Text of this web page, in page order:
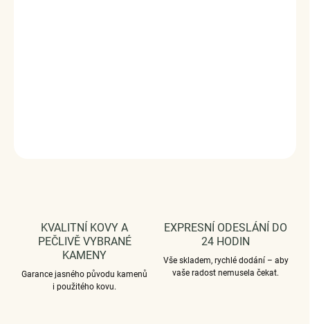
KVALITNÍ KOVY A
PEČLIVĚ VYBRANÉ
KAMENY
Garance jasného původu kamenů
i použitého kovu.
EXPRESNÍ ODESLÁNÍ DO
24 HODIN
Vše skladem, rychlé dodání – aby
vaše radost nemusela čekat.